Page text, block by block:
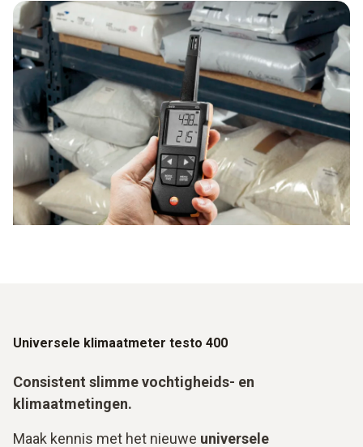
Universele klimaatmeter testo 400
Consistent slimme vochtigheids- en
klimaatmetingen.
Maak kennis met het nieuwe universele